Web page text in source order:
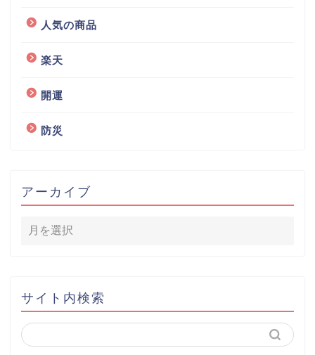
人気の商品
楽天
開運
防災
アーカイブ
サイト内検索